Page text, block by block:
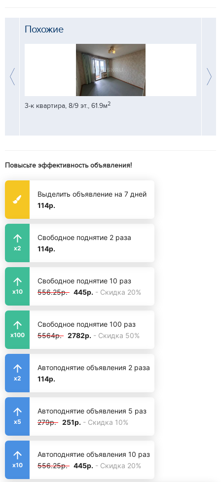
Похожие
3-к квартира, 8/9 эт., 61.9м2
Повысьте эффективность объявления!
Выделить объявление на 7 дней
114р.
x2
Свободное поднятие 2 раза
114р.
x10
Свободное поднятие 10 раз
556.25р. 445р. - Скидка 20%
x100
Свободное поднятие 100 раз
5564р. 2782р. - Скидка 50%
x2
Автоподнятие объявления 2 раза
114р.
x5
Автоподнятие объявления 5 раз
279р. 251р. - Скидка 10%
x10
Автоподнятие объявления 10 раз
556.25р. 445р. - Скидка 20%